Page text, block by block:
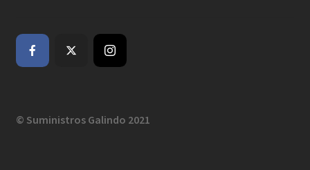
© Suministros Galindo 2021